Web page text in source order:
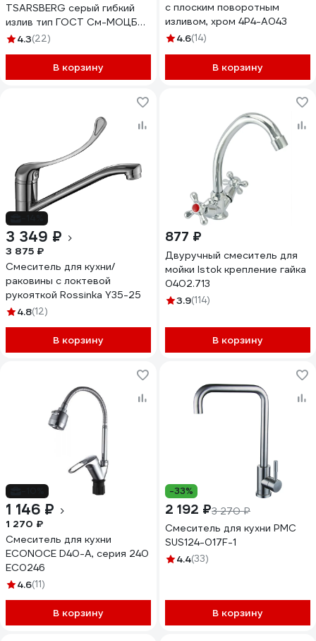
TSARSBERG серый гибкий
излив тип ГОСТ См-МОЦБА
TSB-732-GR05
4.3(22)
В корзину
с плоским поворотным
изливом, хром 4P4-A043
4.6(14)
В корзину
3 349 ₽
3 875 ₽
Смеситель для кухни/
раковины с локтевой
рукояткой Rossinka Y35-25
4.8(12)
В корзину
877 ₽
Двуручный смеситель для
мойки Istok крепление гайка
0402.713
3.9(114)
В корзину
1 146 ₽
1 270 ₽
Смеситель для кухни
ECONOCE D40-A, серия 240
EC0246
4.6(11)
В корзину
-33%
2 192 ₽3 270 ₽
Смеситель для кухни РМС
SUS124-017F-1
4.4(33)
В корзину